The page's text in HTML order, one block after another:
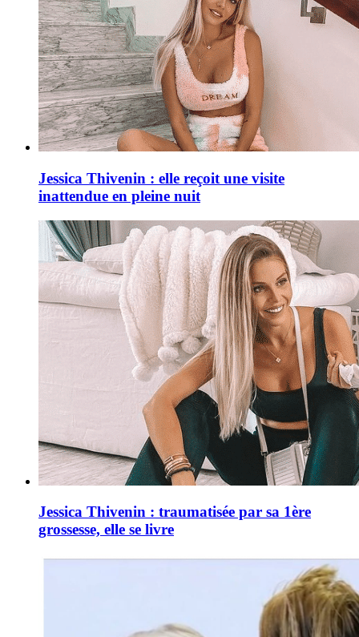
Jessica Thivenin : elle reçoit une visite
inattendue en pleine nuit
Jessica Thivenin : traumatisée par sa 1ère
grossesse, elle se livre